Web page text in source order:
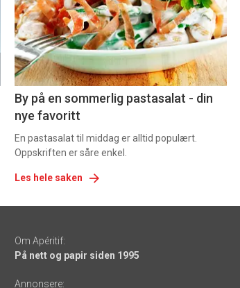
nå
-
5
By på en sommerlig pastasalat - din
nye favoritt
En pastasalat til middag er alltid populært.
Oppskriften er såre enkel.
Les hele saken
Om Apéritif:
På nett og papir siden 1995
Annonsere: